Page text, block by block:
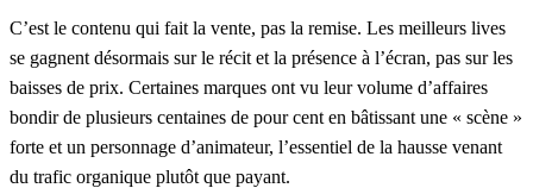
C’est le contenu qui fait la vente, pas la remise. Les meilleurs lives
se gagnent désormais sur le récit et la présence à l’écran, pas sur les
baisses de prix. Certaines marques ont vu leur volume d’affaires
bondir de plusieurs centaines de pour cent en bâtissant une « scène »
forte et un personnage d’animateur, l’essentiel de la hausse venant
du trafic organique plutôt que payant.